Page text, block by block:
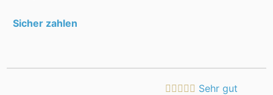
Sicher zahlen
Sehr gut